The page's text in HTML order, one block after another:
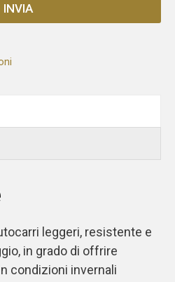
INVIA
leggeri, resistente e
in grado di offrire
condizioni invernali